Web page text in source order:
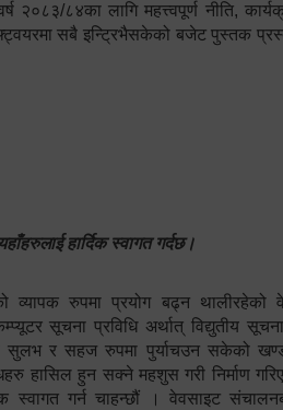
८४का लागि महत्त्वपूर्ण नीति,
सबै इन्ट्रिभैसकेको बजेट पुस्तक
हार्दिक स्वागत गर्दछ।
व्यापक रुपमा प्रयोग बढ्न थालीरहेको
सूचना प्रविधि अर्थात् विद्युतीय
सुलभ र सहज रुपमा पुर्याचउन सकेको
हासिल हुन सक्ने महशुस गरी निर्माण
स्वागत गर्न चाहन्छौं । वेवसाइट